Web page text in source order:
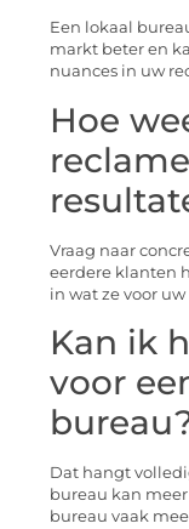
Een lokaal
markt beter en
nuances in uw
Hoe
Vraag naar
eerdere klanten
in wat ze voor
Kan ik
voor
Dat hangt
bureau kan
bureau vaak